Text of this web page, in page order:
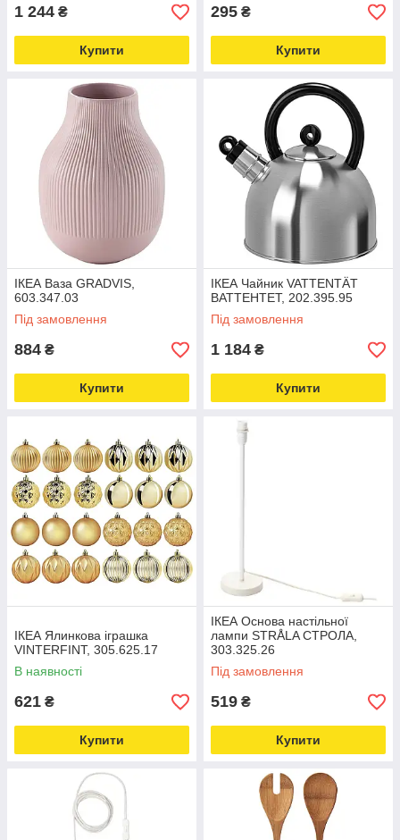
1 244 ₴
Купити
295 ₴
Купити
ІКЕА Ваза GRADVIS,
603.347.03
Під замовлення
884 ₴
Купити
ІКЕА Чайник VATTENTÄT
ВАТТЕНТЕТ, 202.395.95
Під замовлення
1 184 ₴
Купити
ІКЕА Ялинкова іграшка
VINTERFINT, 305.625.17
В наявності
621 ₴
Купити
ІКЕА Основа настільної
лампи STRÅLA СТРОЛА,
303.325.26
Під замовлення
519 ₴
Купити